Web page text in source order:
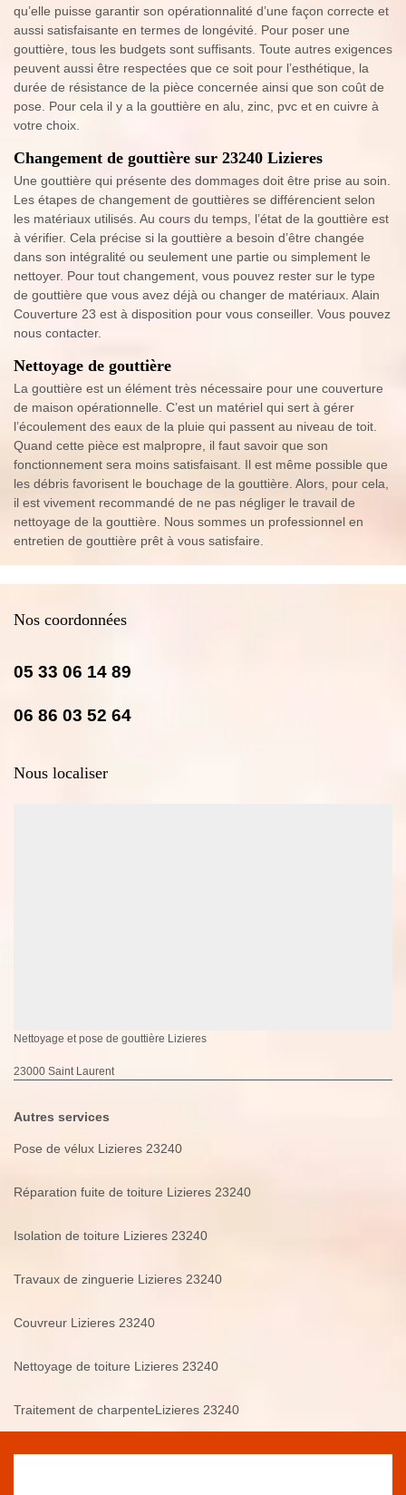
qu’elle puisse garantir son opérationnalité d’une façon correcte et
aussi satisfaisante en termes de longévité. Pour poser une
gouttière, tous les budgets sont suffisants. Toute autres exigences
peuvent aussi être respectées que ce soit pour l’esthétique, la
durée de résistance de la pièce concernée ainsi que son coût de
pose. Pour cela il y a la gouttière en alu, zinc, pvc et en cuivre à
votre choix.
Changement de gouttière sur 23240 Lizieres
Une gouttière qui présente des dommages doit être prise au soin.
Les étapes de changement de gouttières se différencient selon
les matériaux utilisés. Au cours du temps, l’état de la gouttière est
à vérifier. Cela précise si la gouttière a besoin d’être changée
dans son intégralité ou seulement une partie ou simplement le
nettoyer. Pour tout changement, vous pouvez rester sur le type
de gouttière que vous avez déjà ou changer de matériaux. Alain
Couverture 23 est à disposition pour vous conseiller. Vous pouvez
nous contacter.
Nettoyage de gouttière
La gouttière est un élément très nécessaire pour une couverture
de maison opérationnelle. C’est un matériel qui sert à gérer
l’écoulement des eaux de la pluie qui passent au niveau de toit.
Quand cette pièce est malpropre, il faut savoir que son
fonctionnement sera moins satisfaisant. Il est même possible que
les débris favorisent le bouchage de la gouttière. Alors, pour cela,
il est vivement recommandé de ne pas négliger le travail de
nettoyage de la gouttière. Nous sommes un professionnel en
entretien de gouttière prêt à vous satisfaire.
Nos coordonnées
05 33 06 14 89
06 86 03 52 64
Nous localiser
Nettoyage et pose de gouttière Lizieres
23000 Saint Laurent
Autres services
Pose de vélux Lizieres 23240
Réparation fuite de toiture Lizieres 23240
Isolation de toiture Lizieres 23240
Travaux de zinguerie Lizieres 23240
Couvreur Lizieres 23240
Nettoyage de toiture Lizieres 23240
Traitement de charpenteLizieres 23240